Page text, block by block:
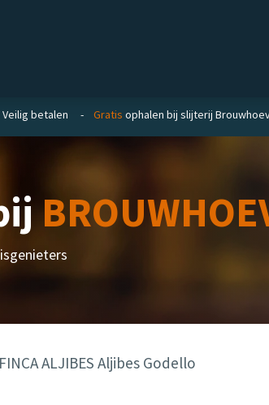
Veilig betalen - Gratis ophalen bij slijterij
FINCA ALJIBES Aljibes Godello